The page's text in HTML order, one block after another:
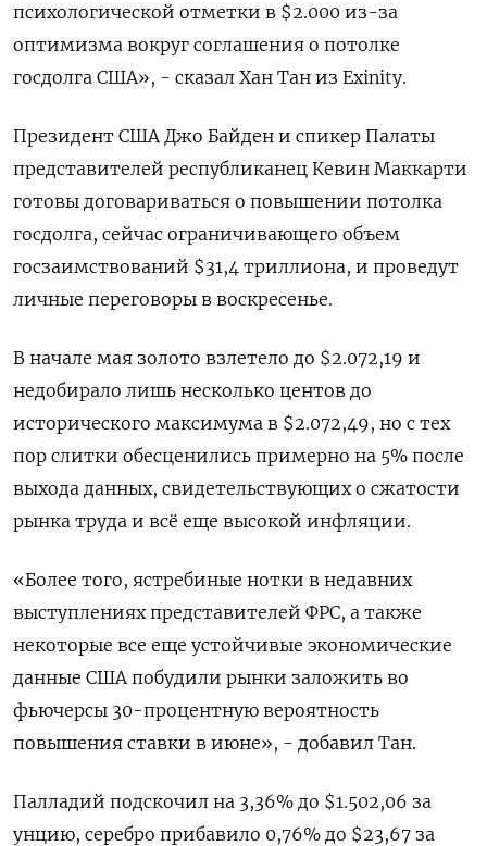
психологической отметки в $2.000 из-за
оптимизма вокруг соглашения о потолке
госдолга США», - сказал Хан Тан из Exinity.
Президент США Джо Байден и спикер Палаты
представителей республиканец Кевин Маккарти
готовы договариваться о повышении потолка
госдолга, сейчас ограничивающего объем
госзаимствований $31,4 триллиона, и проведут
личные переговоры в воскресенье.
В начале мая золото взлетело до $2.072,19 и
недобирало лишь несколько центов до
исторического максимума в $2.072,49, но с тех
пор слитки обесценились примерно на 5% после
выхода данных, свидетельствующих о сжатости
рынка труда и всё еще высокой инфляции.
«Более того, ястребиные нотки в недавних
выступлениях представителей ФРС, а также
некоторые все еще устойчивые экономические
данные США побудили рынки заложить во
фьючерсы 30-процентную вероятность
повышения ставки в июне», - добавил Тан.
Палладий подскочил на 3,36% до $1.502,06​​ за
унцию, серебро прибавило 0,76% до $23,67​ за